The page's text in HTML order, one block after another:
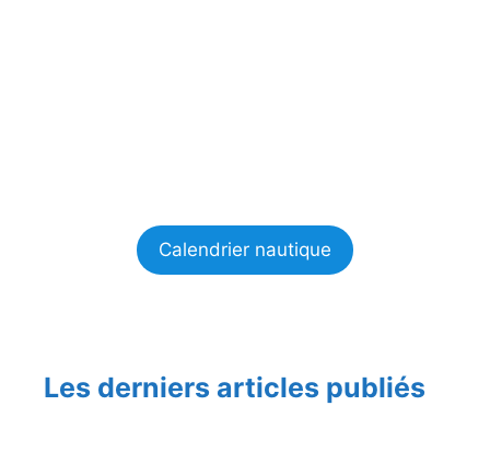
Calendrier nautique
Les derniers articles publiés